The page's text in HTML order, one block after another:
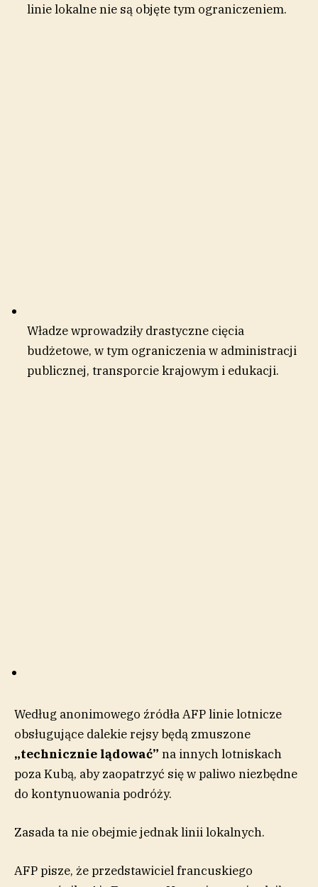
linie lokalne nie są objęte tym ograniczeniem.
Władze wprowadziły drastyczne cięcia
budżetowe, w tym ograniczenia w administracji
publicznej, transporcie krajowym i edukacji.
Według anonimowego źródła AFP linie lotnicze
obsługujące dalekie rejsy będą zmuszone
„technicznie lądować” na innych lotniskach
poza Kubą, aby zaopatrzyć się w paliwo niezbędne
do kontynuowania podróży.
Zasada ta nie obejmie jednak linii lokalnych.
AFP pisze, że przedstawiciel francuskiego